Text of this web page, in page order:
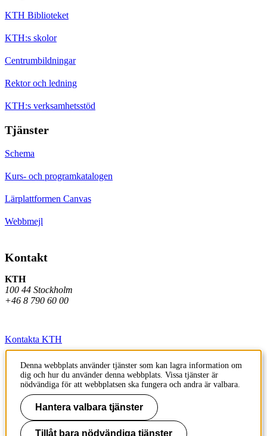
KTH Biblioteket
KTH:s skolor
Centrumbildningar
Rektor och ledning
KTH:s verksamhetsstöd
Tjänster
Schema
Kurs- och programkatalogen
Lärplattformen Canvas
Webbmejl
Kontakt
KTH
100 44 Stockholm
+46 8 790 60 00
Kontakta KTH
Jobba på KTH
Press och media
Faktura och betalning KTH
Om KTH:s webbplatser
Denna webbplats använder tjänster som kan lagra information om
dig och hur du använder denna webbplats. Vissa tjänster är
nödvändiga för att webbplatsen ska fungera och andra är valbara.
Hantera valbara tjänster
Tillåt bara nödvändiga tjänster